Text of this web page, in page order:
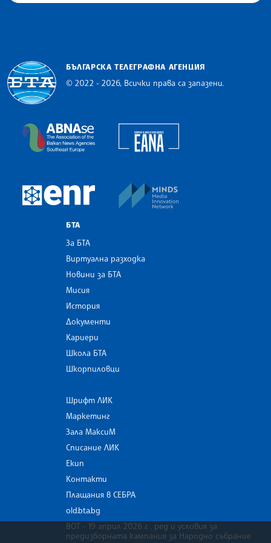
БЪЛГАРСКА ТЕЛЕГРАФНА АГЕНЦИЯ
© 2022 - 2026, Всички права са запазени.
The Assocoation of the Balkan News Agencies
European Newsroom
БТА
За БТА
Виртуална разходка
Новини за БТА
Мисия
История
Документи
Кариери
Школа БТА
Шкорпиловци
Шрифт ЛИК
Маркетинг
Зала МаксиМ
Списание ЛИК
Екип
Контакти
Плащания в СЕБРА
old.bta.bg
ВОТ - 19 април 2026 г . ред и условия за
предизборната кампания за Народно събрание